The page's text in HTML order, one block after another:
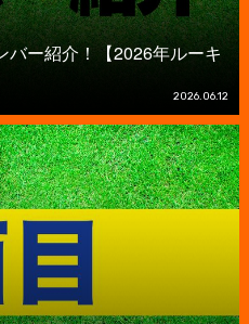
ー紹介！【2026年ルーキ
2026.06.12